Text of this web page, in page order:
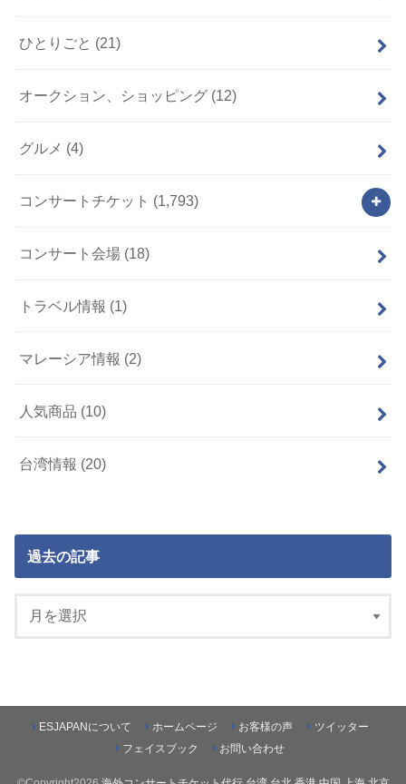
ひとりごと (21)
オークション、ショッピング (12)
グルメ (4)
コンサートチケット (1,793)
コンサート会場 (18)
トラベル情報 (1)
マレーシア情報 (2)
人気商品 (10)
台湾情報 (20)
過去の記事
ESJAPANについて ホームページ お客様の声
ツイッター
フェイスブック
お問い合わせ